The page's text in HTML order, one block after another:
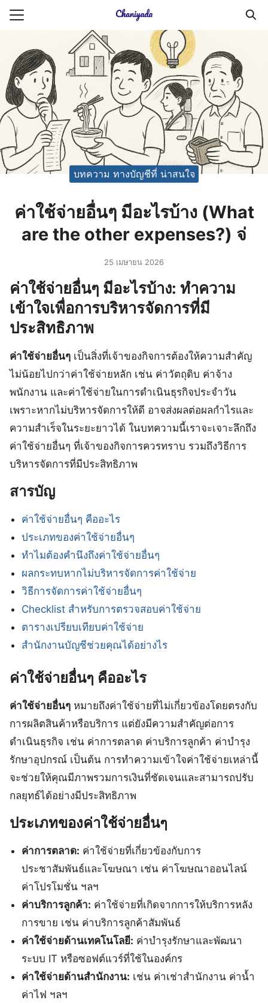
Skip
ยความเป็นส่วนตัว
ญชี (Accounting service)
ญชี (Accounting
บทความ ทางบัญชีที่ น่าสนใจ
ค่าใช้จ่ายอื่นๆ มีอะไรบ้าง (What
are the other expenses?) จ่
25 เมษายน 2026
ค่าใช้จ่ายอื่นๆ มีอะไรบ้าง: ทำความ
เข้าใจเพื่อการบริหารจัดการที่มี
ประสิทธิภาพ
ค่าใช้จ่ายอื่นๆ เป็นสิ่งที่เจ้าของกิจการต้องให้ความสำคัญ
ไม่น้อยไปกว่าค่าใช้จ่ายหลัก เช่น ค่าวัตถุดิบ ค่าจ้าง
พนักงาน และค่าใช้จ่ายในการดำเนินธุรกิจประจำวัน
เพราะหากไม่บริหารจัดการให้ดี อาจส่งผลต่อผลกำไรและ
ความสำเร็จในระยะยาวได้ ในบทความนี้เราจะเจาะลึกถึง
ค่าใช้จ่ายอื่นๆ ที่เจ้าของกิจการควรทราบ รวมถึงวิธีการ
บริหารจัดการที่มีประสิทธิภาพ
สารบัญ
ค่าใช้จ่ายอื่นๆ คืออะไร
ประเภทของค่าใช้จ่ายอื่นๆ
ทำไมต้องคำนึงถึงค่าใช้จ่ายอื่นๆ
ผลกระทบหากไม่บริหารจัดการค่าใช้จ่าย
วิธีการจัดการค่าใช้จ่ายอื่นๆ
Checklist สำหรับการตรวจสอบค่าใช้จ่าย
ตารางเปรียบเทียบค่าใช้จ่าย
สำนักงานบัญชีช่วยคุณได้อย่างไร
ค่าใช้จ่ายอื่นๆ คืออะไร
ค่าใช้จ่ายอื่นๆ หมายถึงค่าใช้จ่ายที่ไม่เกี่ยวข้องโดยตรงกับ
การผลิตสินค้าหรือบริการ แต่ยังมีความสำคัญต่อการ
ดำเนินธุรกิจ เช่น ค่าการตลาด ค่าบริการลูกค้า ค่าบำรุง
รักษาอุปกรณ์ เป็นต้น การทำความเข้าใจค่าใช้จ่ายเหล่านี้
จะช่วยให้คุณมีภาพรวมการเงินที่ชัดเจนและสามารถปรับ
กลยุทธ์ได้อย่างมีประสิทธิภาพ
ประเภทของค่าใช้จ่ายอื่นๆ
ค่าการตลาด: ค่าใช้จ่ายที่เกี่ยวข้องกับการ
ประชาสัมพันธ์และโฆษณา เช่น ค่าโฆษณาออนไลน์
ค่าโปรโมชั่น ฯลฯ
ค่าบริการลูกค้า: ค่าใช้จ่ายที่เกิดจากการให้บริการหลัง
การขาย เช่น ค่าบริการลูกค้าสัมพันธ์
ค่าใช้จ่ายด้านเทคโนโลยี: ค่าบำรุงรักษาและพัฒนา
ระบบ IT หรือซอฟต์แวร์ที่ใช้ในองค์กร
ค่าใช้จ่ายด้านสำนักงาน: เช่น ค่าเช่าสำนักงาน ค่าน้ำ
ค่าไฟ ฯลฯ